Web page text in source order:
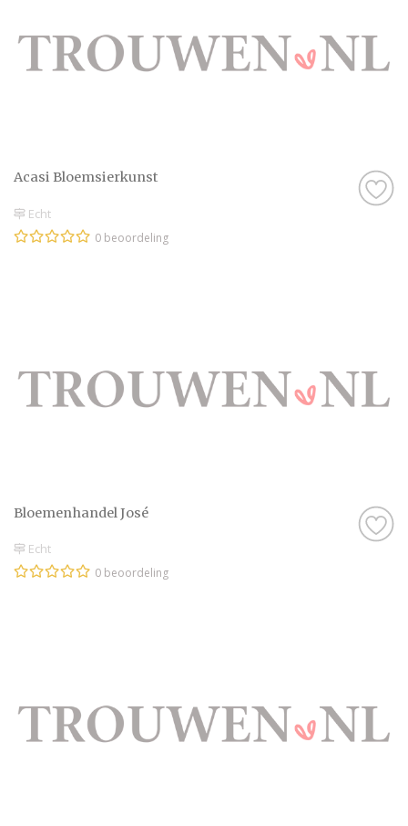
Acasi Bloemsierkunst
Echt
0 beoordeling
Bloemenhandel José
Echt
0 beoordeling